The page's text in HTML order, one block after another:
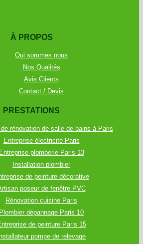
À PROPOS
Qui sommes nous
Nos Qualités
Avis Clients
Contact / Devis
PRESTATIONS
rénovation de salle de bains à Paris
Entreprise électricité Paris
Entreprise plomberie Paris 13
Installation plombier
de peinture décorative
poseur de fenêtre PVC
Rénovation cuisine Paris
Plombier dépannage Paris 10
de peinture Paris 15
pompe de relevage